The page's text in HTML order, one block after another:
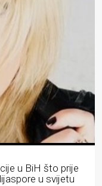
u BiH što prije
u svijetu